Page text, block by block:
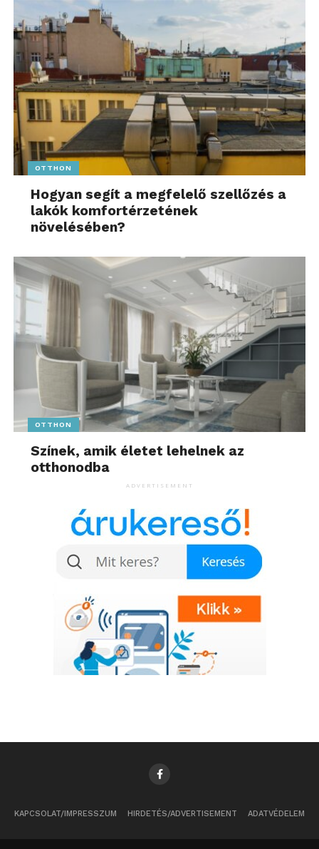
OTTHON
Hogyan segít a megfelelő szellőzés a
lakók komfortérzetének
növelésében?
OTTHON
Színek, amik életet lehelnek az
otthonodba
ADVERTISEMENT
KAPCSOLAT/IMPRESSZUM HIRDETÉS/ADVERTISEMENT ADATVÉDELEM